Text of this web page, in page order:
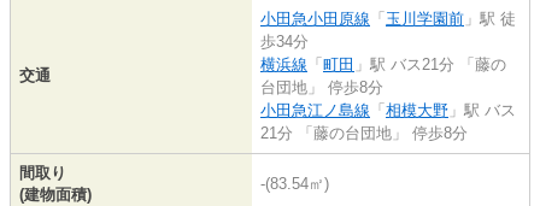
交通
小田急小田原線 「 玉川学園前 」駅 徒
歩34分
横浜線 「 町田 」駅 バス21分 「藤の
台団地」 停歩8分
小田急江ノ島線 「 相模大野 」駅 バス
21分 「藤の台団地」 停歩8分
間取り
(建物面積)
-(83.54㎡)